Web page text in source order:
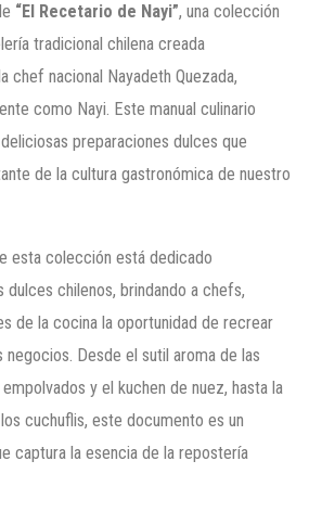
“El Recetario de Nayi”, una colección
tradicional chilena creada
chef nacional Nayadeth Quezada,
como Nayi. Este manual culinario
preparaciones dulces que
de la cultura gastronómica de nuestro
esta colección está dedicado
dulces chilenos, brindando a chefs,
de la cocina la oportunidad de recrear
negocios. Desde el sutil aroma de las
y el kuchen de nuez, hasta la
cuchuflis, este documento es un
captura la esencia de la repostería